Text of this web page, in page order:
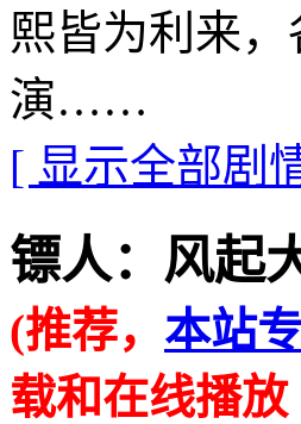
熙皆为利来
演……
[ 显示全部剧
镖人：风起
(推荐， 本站
载和在线播